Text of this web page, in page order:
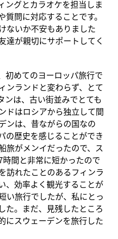
ングとカラオケを担当しま
問に対応することです。
ないか不安もありました
達が親切にサポートしてく
初めてのヨーロッパ旅行で
ンランドと変わらず、とて
ンは、古い街並みでとても
ドはロシアから独立して間
ンは、昔ながらの国なの
の歴史を感じることができ
旅がメンイだったので、ス
間と非常に短かったので
訪れたことのあるフィンラ
、効率よく観光することが
い旅行でしたが、私にとっ
た。まだ、見残したところ
にスウェーデンを旅行した